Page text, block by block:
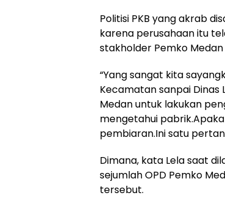
Politisi PKB yang akrab
karena perusahaan itu
stakholder Pemko
“Yang sangat kita
Kecamatan sanpai Dinas
Medan untuk lakukan
mengetahui
pembiaran.Ini satu
Dimana, kata Lela saat
sejumlah OPD Pemko
tersebut.